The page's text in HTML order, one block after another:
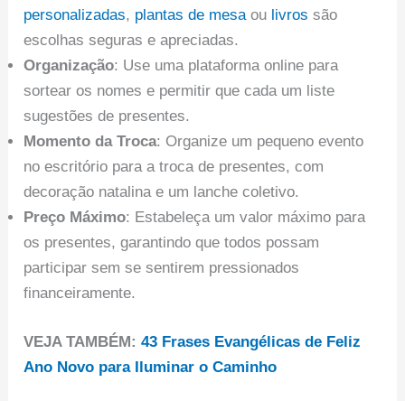
personalizadas, plantas de mesaou livros são
escolhas seguras e apreciadas.
Organização: Use uma plataforma online para
sortear os nomes e permitir que cada um liste
sugestões de presentes.
Momento da Troca: Organize um pequeno evento
no escritório para a troca de presentes, com
decoração natalina e um lanche coletivo.
Preço Máximo: Estabeleça um valor máximo para
os presentes, garantindo que todos possam
participar sem se sentirem pressionados
financeiramente.
VEJA TAMBÉM:43 Frases Evangélicas de Feliz
Ano Novo para Iluminar o Caminho